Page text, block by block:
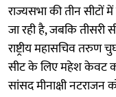
राज्यसभा की तीन सीटों
जा रही है, जबकि तीसरी
राष्ट्रीय महासचिव तरुण
सीट के लिए महेश केवट को
सांसद मीनाक्षी नटराजन